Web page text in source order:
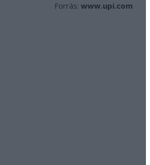
Forrás: www.upi.com